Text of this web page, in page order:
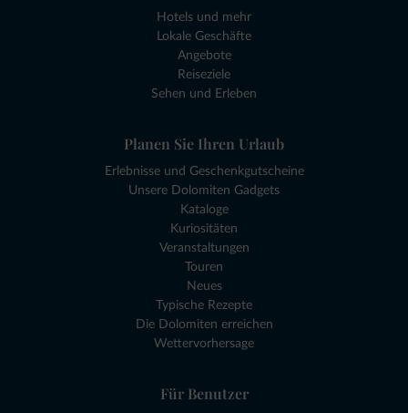
Hotels und mehr
Lokale Geschäfte
Angebote
Reiseziele
Sehen und Erleben
Planen Sie Ihren Urlaub
Erlebnisse und Geschenkgutscheine
Unsere Dolomiten Gadgets
Kataloge
Kuriositäten
Veranstaltungen
Touren
Neues
Typische Rezepte
Die Dolomiten erreichen
Wettervorhersage
Für Benutzer